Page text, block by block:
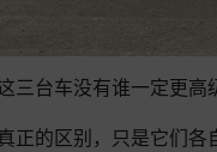
三台车没有谁一定更
正的区别，只是它们